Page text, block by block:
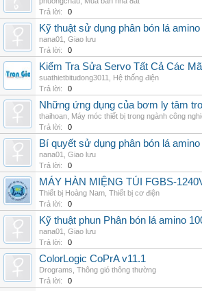
Trả lời:
0
Kỹ thuật sử dụng phân bón lá
nana01
Giao lưu
Trả lời:
0
Kiểm Tra Sửa Servo Tất Cả Các
suathietbitudong3011
Hệ thống điện
Trả lời:
0
Những ứng dụng của bơm ly tâm
thaihoan Máy móc thiết bị trong ngành công
Trả lời:
0
Bí quyết sử dụng phân bón lá
nana01
Giao lưu
Trả lời:
0
MÁY HÀN MIỆNG TÚI FGBS-
Thiết bị Hoàng Nam Thiết bị cơ điện
Trả lời:
0
Kỹ thuật phun Phân bón lá amino
nana01
Giao lưu
Trả lời:
0
ColorLogic CoPrA v11.1
Drograms Thông gió thông thường
Trả lời:
0